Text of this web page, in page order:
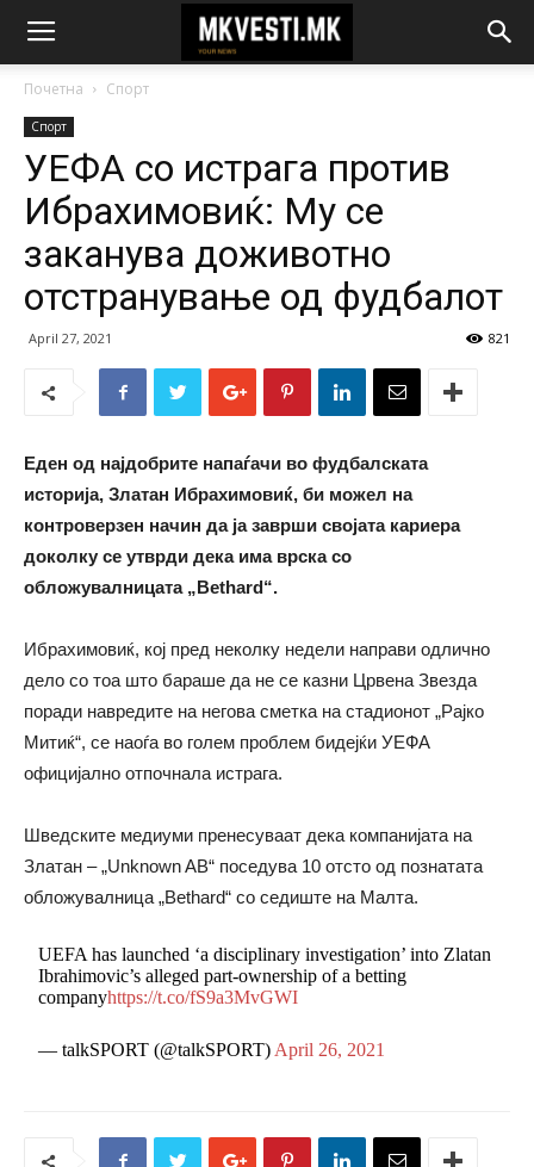
Почетна Спорт
Спорт
УЕФА со истрага против
Ибрахимовиќ: Му се
заканува доживотно
отстранување од фудбалот
April 27, 2021 821
Еден од најдобрите напаѓачи во фудбалската
историја, Златан Ибрахимовиќ, би можел на
контроверзен начин да ја заврши својата кариера
доколку се утврди дека има врска со
обложувалницата „Bethard“.
Ибрахимовиќ, кој пред неколку недели направи одлично
дело со тоа што бараше да не се казни Црвена Звезда
поради навредите на негова сметка на стадионот „Рајко
Митиќ“, се наоѓа во голем проблем бидејќи УЕФА
официјално отпочнала истрага.
Шведските медиуми пренесуваат дека компанијата на
Златан – „Unknown AB“ поседува 10 отсто од познатата
обложувалница „Bethard“ со седиште на Малта.
UEFA has launched ‘a disciplinary investigation’ into Zlatan
Ibrahimovic’s alleged part-ownership of a betting
companyhttps://t.co/fS9a3MvGWI
— talkSPORT (@talkSPORT) April 26, 2021